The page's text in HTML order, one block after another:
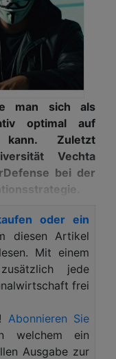
man sich als
optimal auf
kann. Zuletzt
Vechta
bei der
vorbereiten,
und sparen so
sicher: Keine
Schutz vor
Risiken)
der Perspektive
oder ein
diesen Artikel
Mit einem
jede
frei
! Abonnieren Sie
welchem ein
Ausgabe zur